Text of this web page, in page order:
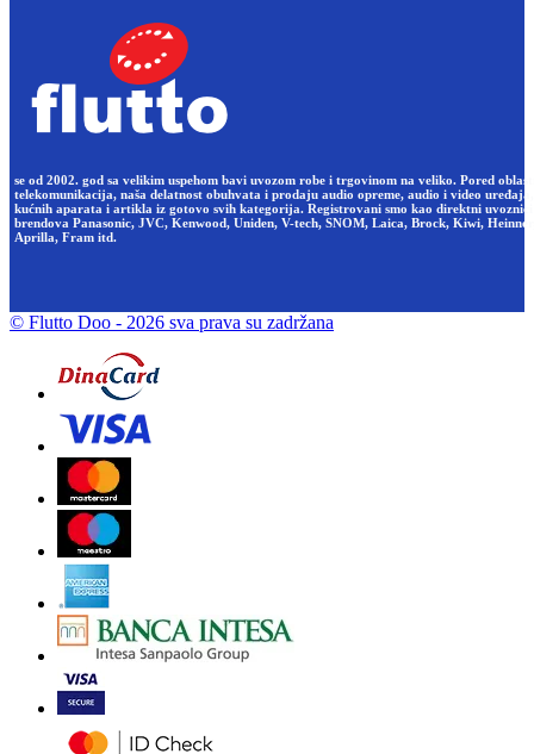
se od 2002. god sa velikim uspehom bavi uvozom robe i trgovinom na veliko. Pored
telekomunikacija, naša delatnost obuhvata i prodaju audio opreme, audio i video uređaja,
kućnih aparata i artikla iz gotovo svih kategorija. Registrovani smo kao direktni uvoznici
brendova Panasonic, JVC, Kenwood, Uniden, V-tech, SNOM, Laica, Brock, Kiwi,
Aprilla, Fram itd.
© Flutto Doo - 2026 sva prava su zadržana